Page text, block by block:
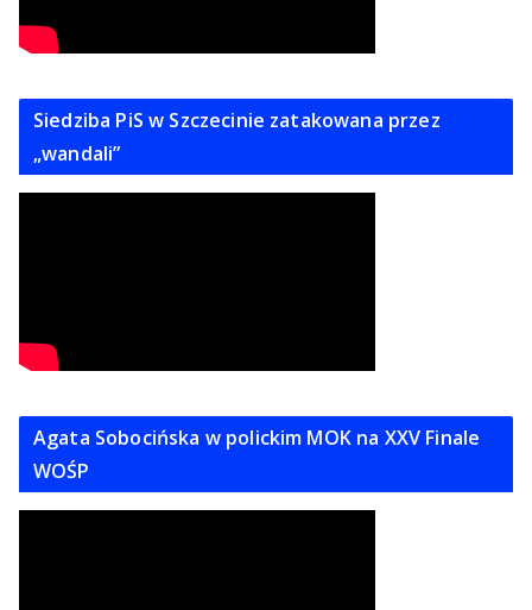
Siedziba PiS w Szczecinie zatakowana przez
„wandali”
Agata Sobocińska w polickim MOK na XXV Finale
WOŚP